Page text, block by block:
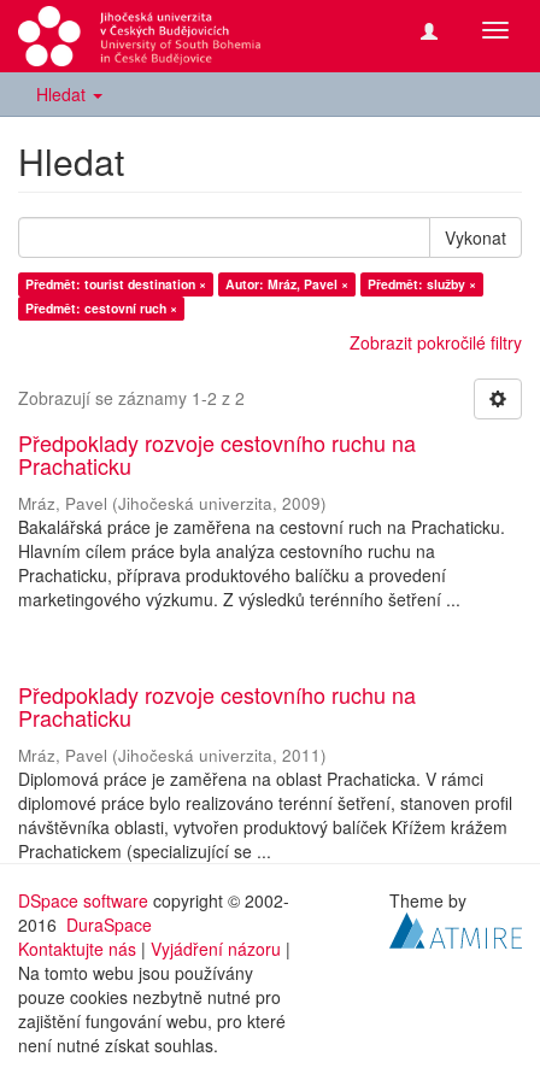
Hledat
Hledat
Vykonat
Předmět: tourist destination × Autor: Mráz, Pavel ×
Předmět: služby ×
Předmět: cestovní ruch ×
Zobrazit pokročilé filtry
Zobrazují se záznamy 1-2 z 2
Předpoklady rozvoje cestovního ruchu na
Prachaticku
Mráz, Pavel (Jihočeská univerzita, 2009)
Bakalářská práce je zaměřena na cestovní ruch na Prachaticku.
Hlavním cílem práce byla analýza cestovního ruchu na
Prachaticku, příprava produktového balíčku a provedení
marketingového výzkumu. Z výsledků terénního šetření ...
Předpoklady rozvoje cestovního ruchu na
Prachaticku
Mráz, Pavel (Jihočeská univerzita, 2011)
Diplomová práce je zaměřena na oblast Prachaticka. V rámci
diplomové práce bylo realizováno terénní šetření, stanoven profil
návštěvníka oblasti, vytvořen produktový balíček Křížem krážem
Prachatickem (specializující se ...
DSpace software copyright © 2002-
2016 DuraSpace
Kontaktujte nás | Vyjádření názoru |
Na tomto webu jsou používány
pouze cookies nezbytně nutné pro
zajištění fungování webu, pro které
není nutné získat souhlas.
Theme by